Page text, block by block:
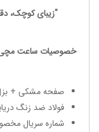
"زیبای کوچک،
خصوصیات ساعت مچی
صفحه مشکی +
فولاد ضد زنگ
شماره سریال